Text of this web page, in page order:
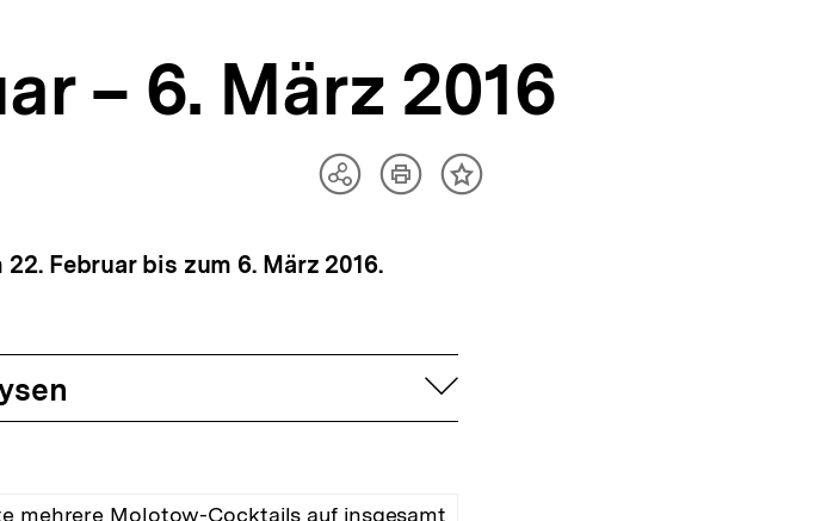
– 6. März 2016
TeilenArtikelInhalt
Februar bis zum 6. März 2016.
aufklappen
mehrere Molotow-Cocktails auf insgesamt